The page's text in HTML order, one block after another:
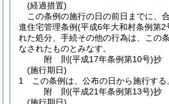
(経過措置)
この条例の施行の日の前日までに、
進住宅管理条例(平成6年大和村条例第2
れた処分、手続その他の行為は、この
なされたものとみなす。
附 則(平成17年条例第10号)抄
(施行期日)
1
この条例は、公布の日から施行する
附 則(平成21年条例第13号)抄